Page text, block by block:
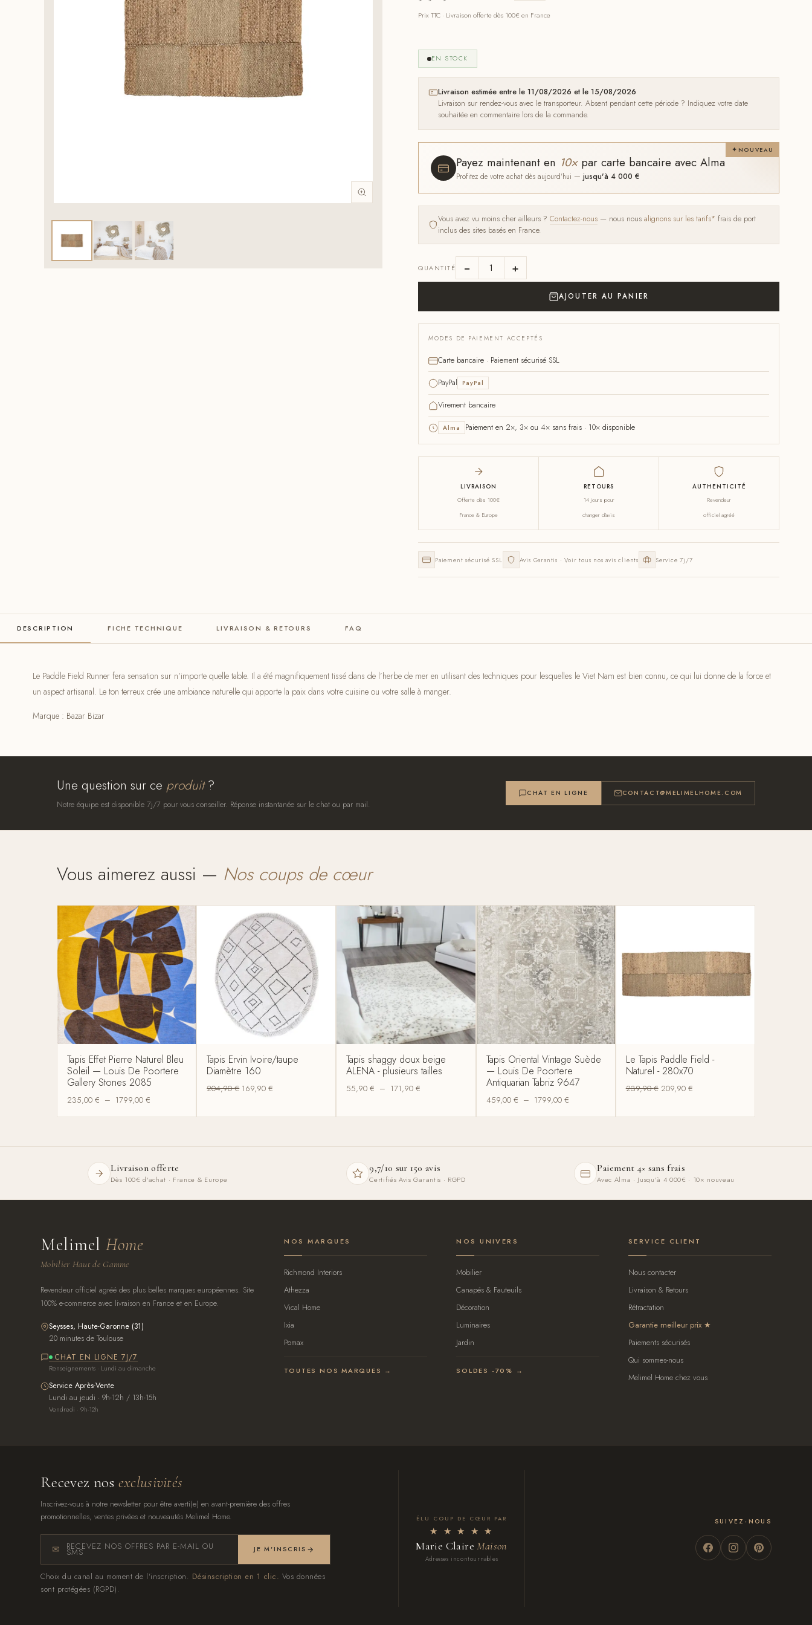
Prix TTC · Livraison offerte dès 100€ en France
EN STOCK
Livraison estimée entre le 11/08/2026 et le 15/08/2026
Livraison sur rendez-vous avec le transporteur. Absent pendant cette période ? Indiquez votre date
souhaitée en commentaire lors de la commande.
NOUVEAU
Payez maintenant en 10×par carte bancaire avec Alma
Profitez de votre achat dès aujourd'hui — jusqu'à 4 000 €
Vous avez vu moins cher ailleurs ? Contactez-nous — nous nous alignons sur les tarifs* frais de port
inclus des sites basés en France.
QUANTITÉ − +
AJOUTER AU PANIER
MODES DE PAIEMENT ACCEPTÉS
Carte bancaire · Paiement sécurisé SSL
PayPal PayPal
Virement bancaire
Alma Paiement en 2×, 3× ou 4× sans frais · 10× disponible
LIVRAISON
Offerte dès 100€
France & Europe
RETOURS
14 jours pour
changer d'avis
AUTHENTICITÉ
Revendeur
officiel agréé
Paiement sécurisé SSL Avis Garantis · Voir tous nos avis clients Service 7j/7
DESCRIPTION FICHE TECHNIQUE LIVRAISON & RETOURS FAQ
Le Paddle Field Runner fera sensation sur n’importe quelle table. Il a été magnifiquement tissé dans de l’herbe de mer en utilisant des techniques pour lesquelles le Viet Nam est bien connu, ce qui lui donne de la force et
un aspect artisanal. Le ton terreux crée une ambiance naturelle qui apporte la paix dans votre cuisine ou votre salle à manger.
Marque : Bazar Bizar
Une question sur ce produit?
Notre équipe est disponible 7j/7 pour vous conseiller. Réponse instantanée sur le chat ou par mail.
CHAT EN LIGNE CONTACT@MELIMELHOME.COM
Vous aimerez aussi — Nos coups de cœur
Tapis Effet Pierre Naturel Bleu
Soleil — Louis De Poortere
Gallery Stones 2085
235,00€ – 1799,00€
Tapis Ervin Ivoire/taupe
Diamètre 160
204,90€ 169,90€
Tapis shaggy doux beige
ALENA - plusieurs tailles
55,90€ – 171,90€
Tapis Oriental Vintage Suède
— Louis De Poortere
Antiquarian Tabriz 9647
459,00 € – 1799,00 €
Le Tapis Paddle Field -
Naturel - 280x70
239,90€ 209,90 €
Livraison offerte
Dès 100€ d'achat · France & Europe
9,7/10 sur 150 avis
Certifiés Avis Garantis · RGPD
Paiement 4× sans frais
Avec Alma · Jusqu'à 4 000€ · 10× nouveau
MelimelHome
Mobilier Haut de Gamme
Revendeur officiel agréé des plus belles marques européennes. Site
100% e-commerce avec livraison en France et en Europe.
Seysses, Haute-Garonne (31)
20 minutes de Toulouse
CHAT EN LIGNE 7J/7
Renseignements · Lundi au dimanche
Service Après-Vente
Lundi au jeudi · 9h-12h / 13h-15h
Vendredi · 9h-12h
NOS MARQUES
Richmond Interiors
Athezza
Vical Home
Ixia
Pomax
TOUTES NOS MARQUES →
NOS UNIVERS
Mobilier
Canapés & Fauteuils
Décoration
Luminaires
Jardin
SOLDES -70% →
SERVICE CLIENT
Nous contacter
Livraison & Retours
Rétractation
Garantie meilleur prix
Paiements sécurisés
Qui sommes-nous
Melimel Home chez vous
Recevez nos exclusivités
Inscrivez-vous à notre newsletter pour être averti(e) en avant-première des offres
promotionnelles, ventes privées et nouveautés Melimel Home.
RECEVEZ NOS OFFRES PAR E-MAIL OU
SMS JE M'INSCRIS
Choix du canal au moment de l'inscription. Désinscription en 1 clic. Vos données
sont protégées (RGPD).
ÉLU COUP DE CŒUR PAR
★ ★ ★ ★ ★
Marie ClaireMaison
Adresses incontournables
SUIVEZ-NOUS